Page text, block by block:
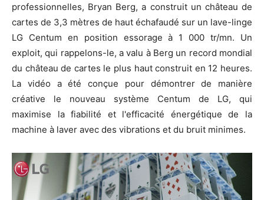
professionnelles, Bryan Berg, a construit un château de
cartes de 3,3 mètres de haut échafaudé sur un lave-linge
LG Centum en position essorage à 1 000 tr/mn. Un
exploit, qui rappelons-le, a valu à Berg un record mondial
du château de cartes le plus haut construit en 12 heures.
La vidéo a été conçue pour démontrer de manière
créative le nouveau système Centum de LG, qui
maximise la fiabilité et l'efficacité énergétique de la
machine à laver avec des vibrations et du bruit minimes.